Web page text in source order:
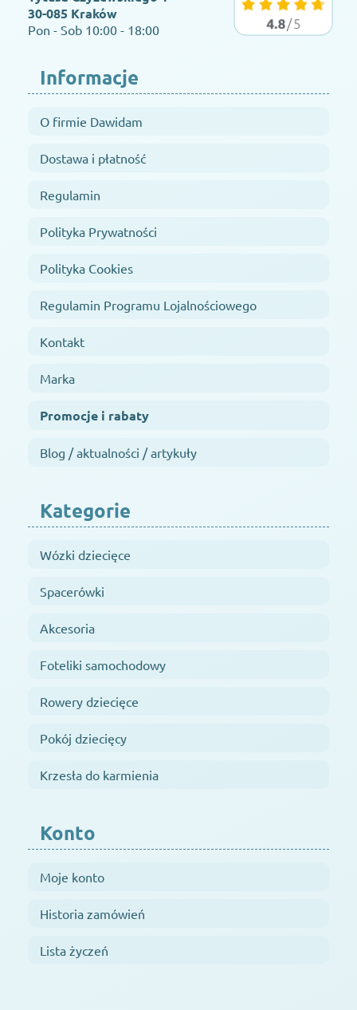
30-085 Kraków
Pon - Sob 10:00 - 18:00
Informacje
O firmie Dawidam
Dostawa i płatność
Regulamin
Polityka Prywatności
Polityka Cookies
Regulamin Programu Lojalnościowego
Kontakt
Marka
Promocje i rabaty
Blog / aktualności / artykuły
Kategorie
Wózki dziecięce
Spacerówki
Akcesoria
Foteliki samochodowy
Rowery dziecięce
Pokój dziecięcy
Krzesła do karmienia
Konto
Moje konto
Historia zamówień
Lista życzeń